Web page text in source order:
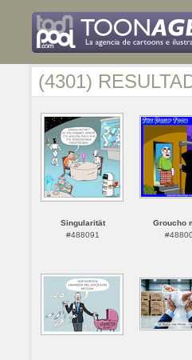
(4301)
Singularität
#488091
Groucho